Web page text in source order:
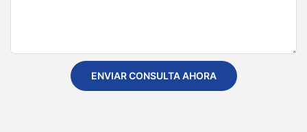
ENVIAR CONSULTA AHORA